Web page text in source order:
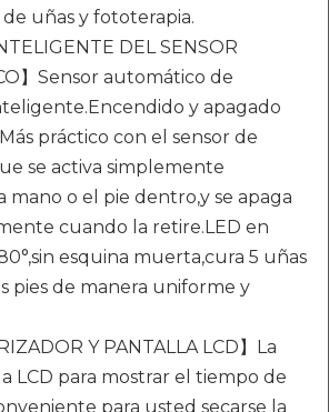
uñas y fototerapia.
DEL SENSOR
】Sensor automático de
y apagado
práctico con el sensor de
se activa simplemente
mano o el pie dentro,y se apaga
cuando la retire.LED en
esquina muerta,cura 5 uñas
pies de manera uniforme y
Y PANTALLA LCD】La
LCD para mostrar el tiempo de
para usted secarse la